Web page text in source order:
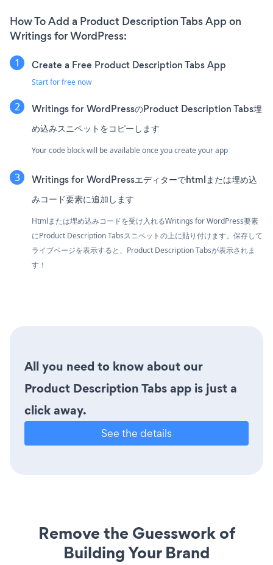
How To Add a Product Description Tabs App on
Writings for WordPress:
Create a Free Product Description Tabs App
Start for free now
Writings for WordPressのProduct Description Tabs埋
め込みスニペットをコピーします
Your code block will be available once you create your app
Writings for WordPressエディターでhtmlまたは埋め込
みコード要素に追加します
Htmlまたは埋め込みコードを受け入れるWritings for WordPress要素
にProduct Description Tabsスニペットの上に貼り付けます。保存して
ライブページを表示すると、Product Description Tabsが表示されま
す！
All you need to know about our
Product Description Tabs app is just a
click away.
See the details
Remove the Guesswork of
Building Your Brand